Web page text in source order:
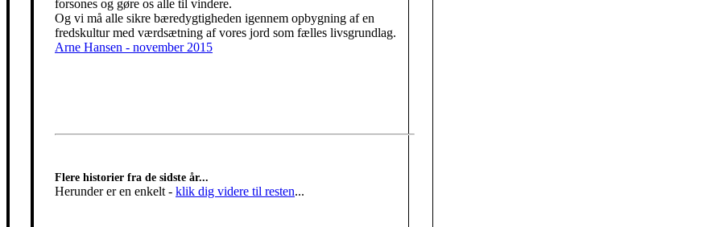
forsones og gøre os alle til vindere.
Og vi må alle sikre bæredygtigheden igennem opbygning af en
fredskultur med værdsætning af vores jord som fælles livsgrundlag.
Arne Hansen - november 2015
Flere historier fra de sidste år...
Herunder er en enkelt - klik dig videre til resten...